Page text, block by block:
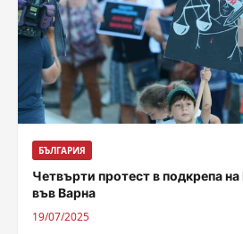
БЪЛГАРИЯ
Четвърти протест в подкрепа
във Варна
19/07/2025